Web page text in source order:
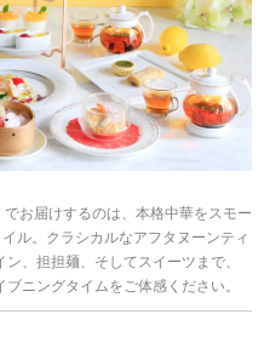
お届けするのは、本格中華をスモー
ル。クラシカルなアフタヌーンティ
、担担麺、そしてスイーツまで、
ニングタイムをご体感ください。